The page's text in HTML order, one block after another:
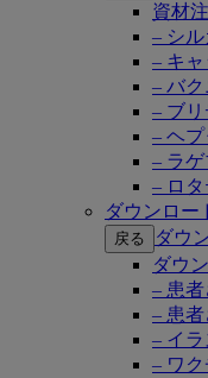
資材
– シ
– キ
– バ
– ブ
– ヘ
– ラ
– ロ
ダウンロー
戻る
ダウ
ダウ
– 患
– 患
– イ
– ワ